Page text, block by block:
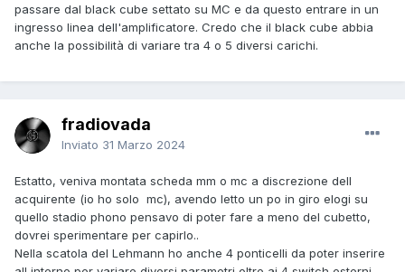
passare dal black cube settato su MC e da questo entrare in un
ingresso linea dell'amplificatore. Credo che il black cube abbia
anche la possibilità di variare tra 4 o 5 diversi carichi.
fradiovada
Inviato 31 Marzo 2024
Estatto, veniva montata scheda mm o mc a discrezione dell
acquirente (io ho solo mc), avendo letto un po in giro elogi su
quello stadio phono pensavo di poter fare a meno del cubetto,
dovrei sperimentare per capirlo..
Nella scatola del Lehmann ho anche 4 ponticelli da poter inserire